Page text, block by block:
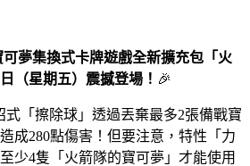
夢集換式卡牌遊戲全新擴充包「火
（星期五）震撼登場！ 🎉
式「擦除球」透過丟棄最多2張備戰寶
成280點傷害！但要注意，特性「力
少4隻「火箭隊的寶可夢」才能使用